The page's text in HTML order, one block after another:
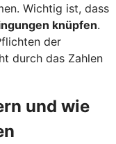
Wichtig ist, dass
knüpfen.
der
durch das Zahlen
und wie